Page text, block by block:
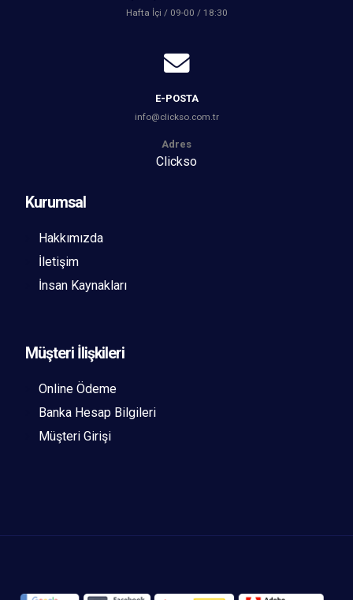
Hafta İçi / 09-00 / 18:30
E-POSTA
info@clickso.com.tr
Kurumsal
Hakkımızda
İletişim
İnsan Kaynakları
Adres
Clickso
Müşteri İlişkileri
Online Ödeme
Banka Hesap Bilgileri
Müşteri Girişi